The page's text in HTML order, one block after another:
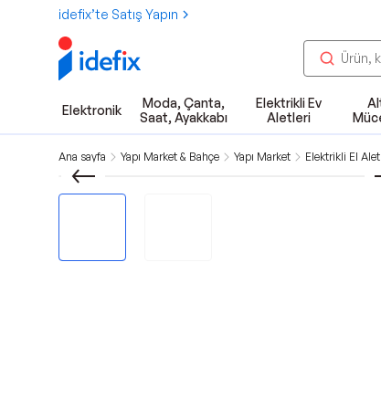
idefix’te Satış Yapın
Elektronik
Moda, Çanta,
Saat, Ayakkabı
Elektrikli Ev
Aletleri
Ana sayfa Yapı Market & Bahçe Yapı Market Elektrikli El